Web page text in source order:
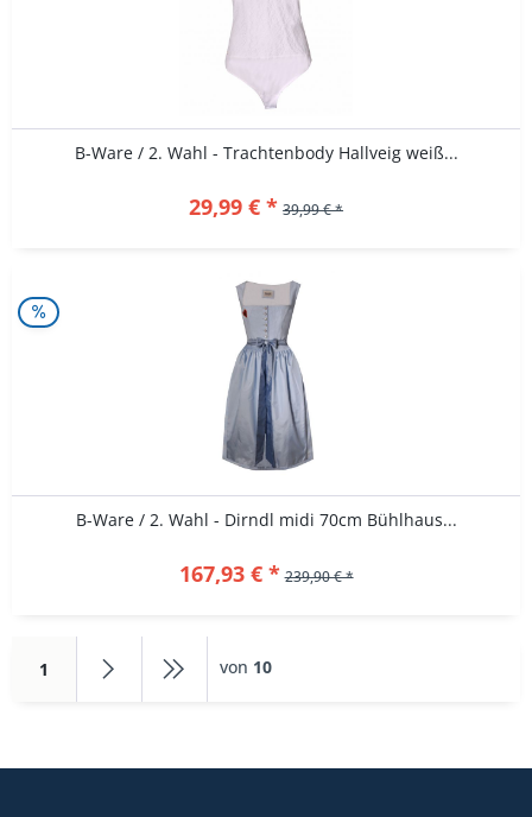
B-Ware / 2. Wahl - Trachtenbody Hallveig weiß...
29,99 € * 39,99 € *
B-Ware / 2. Wahl - Dirndl midi 70cm Bühlhaus...
167,93 € * 239,90 € *
1 von 10